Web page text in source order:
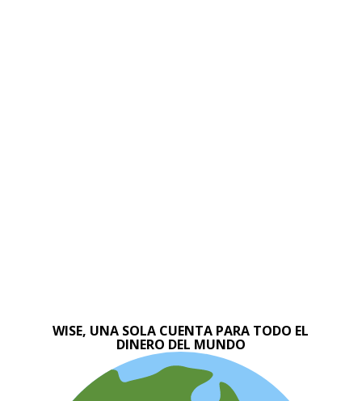
WISE, UNA SOLA CUENTA PARA TODO EL
DINERO DEL MUNDO